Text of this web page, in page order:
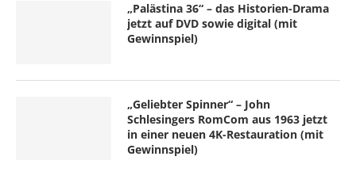
„Palästina 36“ – das Historien-Drama
jetzt auf DVD sowie digital (mit
Gewinnspiel)
„Geliebter Spinner“ – John
Schlesingers RomCom aus 1963 jetzt
in einer neuen 4K-Restauration (mit
Gewinnspiel)